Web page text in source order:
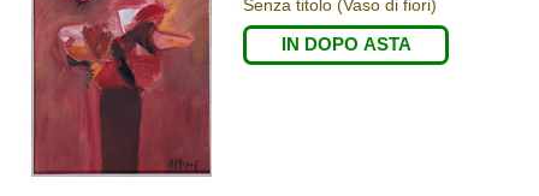
Senza titolo (Vaso di fiori)
IN DOPO ASTA